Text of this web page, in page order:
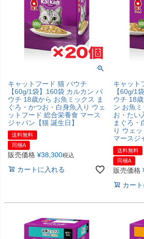
キャットフード 猫 パウチ
【60g/1袋】160袋 カルカン パ
ウチ 18歳から お魚ミックス ま
ぐろ・かつお・白身魚入り ウェ
ットフード 総合栄養食 マース
ジャパン【猫 誕生日】
送料無料
同梱A
販売価格 ¥38,300税込
カートに入れる
キャット
【60g/1
ウチ 18
ン お魚
お・たい
まぐろ・
り ウェ
マースジ
送料無料
同梱A
販売価格
カー